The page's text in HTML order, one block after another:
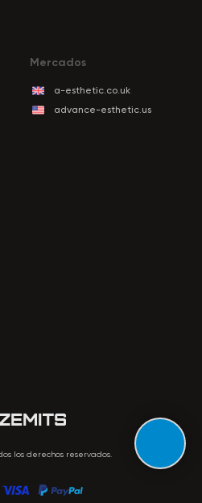
a-esthetic.co.uk
advance-esthetic.us
Mercados
los derechos reservados.